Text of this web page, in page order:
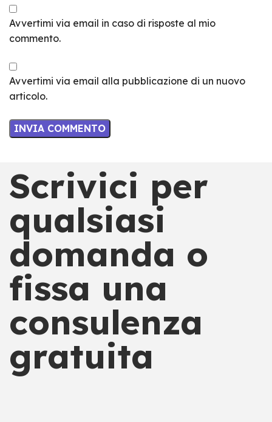
Avvertimi via email in caso di risposte al mio
commento.
Avvertimi via email alla pubblicazione di un nuovo
articolo.
Scrivici per
qualsiasi
domanda o
fissa una
consulenza
gratuita